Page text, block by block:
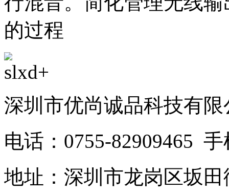
的过程
深圳市优尚诚品科技有限
电话：0755-82909465
地址：深圳市龙岗区坂